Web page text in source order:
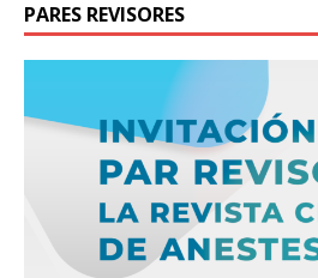
PARES REVISORES